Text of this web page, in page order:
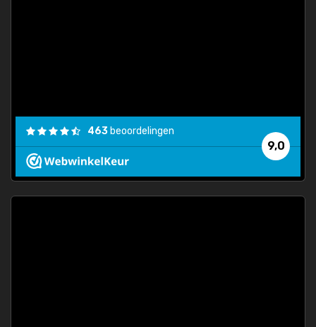
9,0
463 beoordelingen